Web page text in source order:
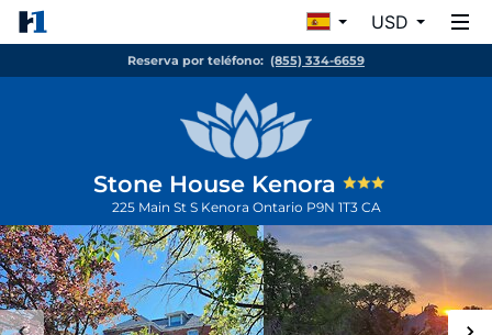
USD
Reserva por teléfono: (855) 334-6659
Stone House Kenora
225 Main St S Kenora Ontario P9N 1T3 CA